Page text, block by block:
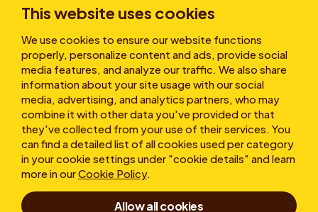
This website uses cookies
We use cookies to ensure our website functions
properly, personalize content and ads, provide social
media features, and analyze our traffic. We also share
information about your site usage with our social
media, advertising, and analytics partners, who may
combine it with other data you've provided or that
they've collected from your use of their services. You
can find a detailed list of all cookies used per category
in your cookie settings under "cookie details" and learn
more in ourCookie Policy.
Allow all cookies
Aller plus loin
A propos
Conditions d’utilisation